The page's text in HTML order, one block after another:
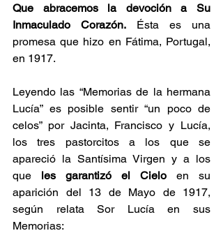
Que abracemos la devoción a Su
Inmaculado Corazón. Ésta es una
promesa que hizo en Fátima, Portugal,
en 1917.
Leyendo las “Memorias de la hermana
Lucía” es posible sentir “un poco de
celos” por Jacinta, Francisco y Lucía,
los tres pastorcitos a los que se
apareció la Santísima Virgen y a los
que les garantizó el Cielo en su
aparición del 13 de Mayo de 1917,
según relata Sor Lucía en sus
Memorias: